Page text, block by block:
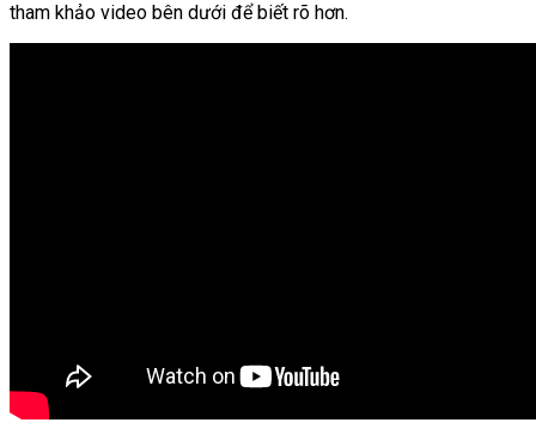
tham khảo video bên dưới để biết rõ hơn.